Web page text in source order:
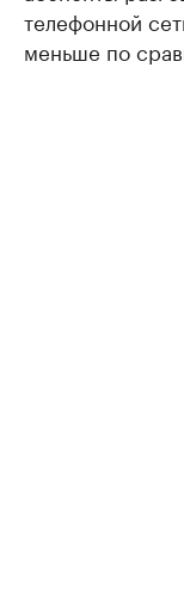
телефонной
меньше по